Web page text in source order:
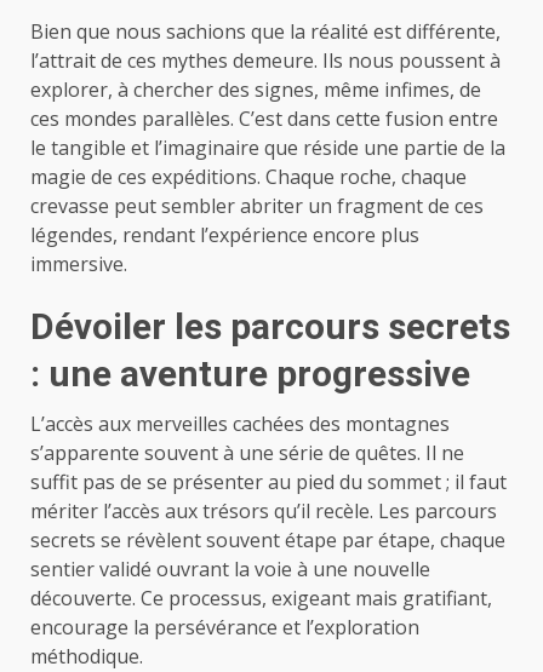
Bien que nous sachions que la réalité est différente,
l’attrait de ces mythes demeure. Ils nous poussent à
explorer, à chercher des signes, même infimes, de
ces mondes parallèles. C’est dans cette fusion entre
le tangible et l’imaginaire que réside une partie de la
magie de ces expéditions. Chaque roche, chaque
crevasse peut sembler abriter un fragment de ces
légendes, rendant l’expérience encore plus
immersive.
Dévoiler les parcours secrets
: une aventure progressive
L’accès aux merveilles cachées des montagnes
s’apparente souvent à une série de quêtes. Il ne
suffit pas de se présenter au pied du sommet ; il faut
mériter l’accès aux trésors qu’il recèle. Les parcours
secrets se révèlent souvent étape par étape, chaque
sentier validé ouvrant la voie à une nouvelle
découverte. Ce processus, exigeant mais gratifiant,
encourage la persévérance et l’exploration
méthodique.